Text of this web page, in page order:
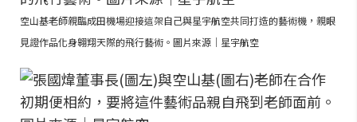
空山基老師親臨成田機場迎接這架自己與星宇航空共同打造的藝術機，親眼
見證作品化身翱翔天際的飛行藝術。圖片來源｜星宇航空